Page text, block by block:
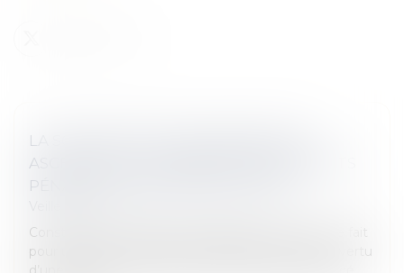
LA SOUSTRACTION DE MINEUR PAR
ASCENDANT AU CARREFOUR DES DROITS
PÉNAL ET INTERNATIONAL PRIVÉ
Constitue une soustraction aggravée de mineur le fait
pour une mère titulaire de l’autorité parentale en vertu